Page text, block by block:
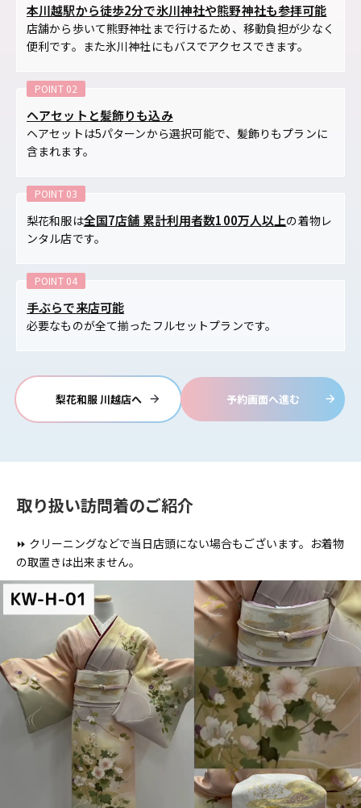
本川越駅から徒歩2分で氷川神社や熊野神社も参拝可能
店舗から歩いて熊野神社まで行けるため、移動負担が少なく
便利です。また氷川神社にもバスでアクセスできます。
ヘアセットと髪飾りも込み
ヘアセットは5パターンから選択可能で、髪飾りもプランに
含まれます。
梨花和服は全国7店舗 累計利用者数100万人以上の着物レ
ンタル店です。
手ぶらで来店可能
必要なものが全て揃ったフルセットプランです。
梨花和服 川越店へ 予約画面へ進む
取り扱い訪問着のご紹介
⏩ クリーニングなどで当日店頭にない場合もございます。お着物
の取置きは出来ません。